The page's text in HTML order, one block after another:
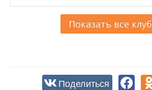
Показать все
Поделиться